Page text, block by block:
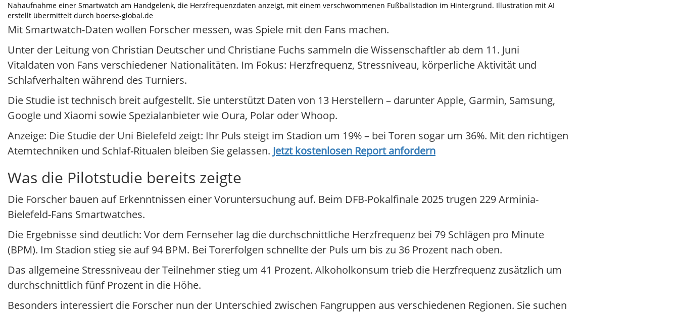
Nahaufnahme einer Smartwatch am Handgelenk, die Herzfrequenzdaten anzeigt, mit einem verschwommenen Fußballstadion im Hintergrund. Illustration mit AI
erstellt übermittelt durch boerse-global.de
Mit Smartwatch-Daten wollen Forscher messen, was Spiele mit den Fans machen.
Unter der Leitung von Christian Deutscher und Christiane Fuchs sammeln die Wissenschaftler ab dem 11. Juni
Vitaldaten von Fans verschiedener Nationalitäten. Im Fokus: Herzfrequenz, Stressniveau, körperliche Aktivität und
Schlafverhalten während des Turniers.
Die Studie ist technisch breit aufgestellt. Sie unterstützt Daten von 13 Herstellern – darunter Apple, Garmin, Samsung,
Google und Xiaomi sowie Spezialanbieter wie Oura, Polar oder Whoop.
Anzeige: Die Studie der Uni Bielefeld zeigt: Ihr Puls steigt im Stadion um 19% – bei Toren sogar um 36%. Mit den richtigen
Atemtechniken und Schlaf-Ritualen bleiben Sie gelassen. Jetzt kostenlosen Report anfordern
Was die Pilotstudie bereits zeigte
Die Forscher bauen auf Erkenntnissen einer Voruntersuchung auf. Beim DFB-Pokalfinale 2025 trugen 229 Arminia-
Bielefeld-Fans Smartwatches.
Die Ergebnisse sind deutlich: Vor dem Fernseher lag die durchschnittliche Herzfrequenz bei 79 Schlägen pro Minute
(BPM). Im Stadion stieg sie auf 94 BPM. Bei Torerfolgen schnellte der Puls um bis zu 36 Prozent nach oben.
Das allgemeine Stressniveau der Teilnehmer stieg um 41 Prozent. Alkoholkonsum trieb die Herzfrequenz zusätzlich um
durchschnittlich fünf Prozent in die Höhe.
Besonders interessiert die Forscher nun der Unterschied zwischen Fangruppen aus verschiedenen Regionen. Sie suchen